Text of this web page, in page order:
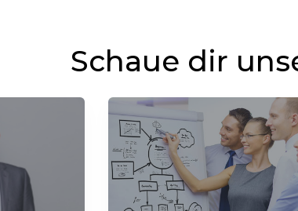
Schaue dir